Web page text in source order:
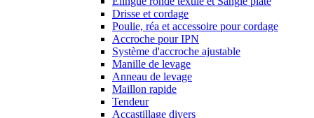
Drisse et cordage
Poulie, réa et accessoire pour cordage
Accroche pour IPN
Système d'accroche ajustable
Manille de levage
Anneau de levage
Maillon rapide
Tendeur
Accastillage divers